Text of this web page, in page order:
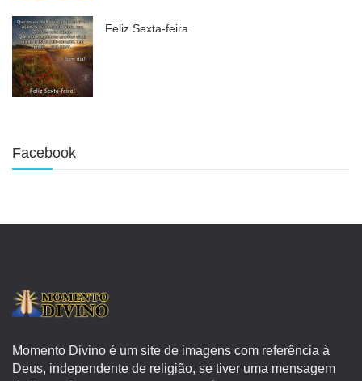
Feliz Sexta-feira
Facebook
Momento Divino é um site de imagens com referência à
Deus, independente de religião, se tiver uma mensagem